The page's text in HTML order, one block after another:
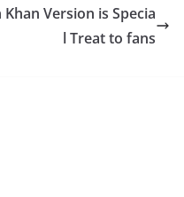
Khan Version is Specia
l Treat to fans